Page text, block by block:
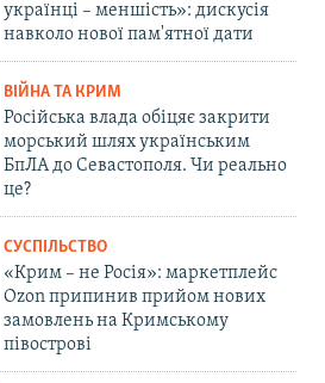
українці – меншість»: дискусія
навколо нової пам'ятної дати
ВІЙНА ТА КРИМ
Російська влада обіцяє закрити
морський шлях українським
БпЛА до Севастополя. Чи реально
це?
СУСПІЛЬСТВО
«Крим – не Росія»: маркетплейс
Ozon припинив прийом нових
замовлень на Кримському
півострові